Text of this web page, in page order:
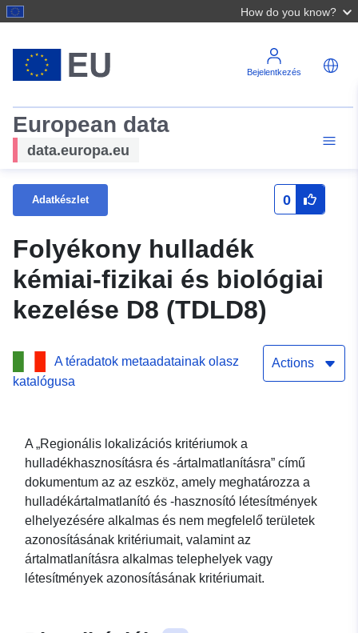
How do you know?
Bejelentkezés
European data
data.europa.eu
Adatkészlet 0
Folyékony hulladék
kémiai-fizikai és biológiai
kezelése D8 (TDLD8)
A téradatok metaadatainak olasz
katalógusa
Actions
A „Regionális lokalizációs kritériumok a
hulladékhasznosításra és -ártalmatlanításra” című
dokumentum az az eszköz, amely meghatározza a
hulladékártalmatlanító és -hasznosító létesítmények
elhelyezésére alkalmas és nem megfelelő területek
azonosításának kritériumait, valamint az
ártalmatlanításra alkalmas telephelyek vagy
létesítmények azonosításának kritériumait.